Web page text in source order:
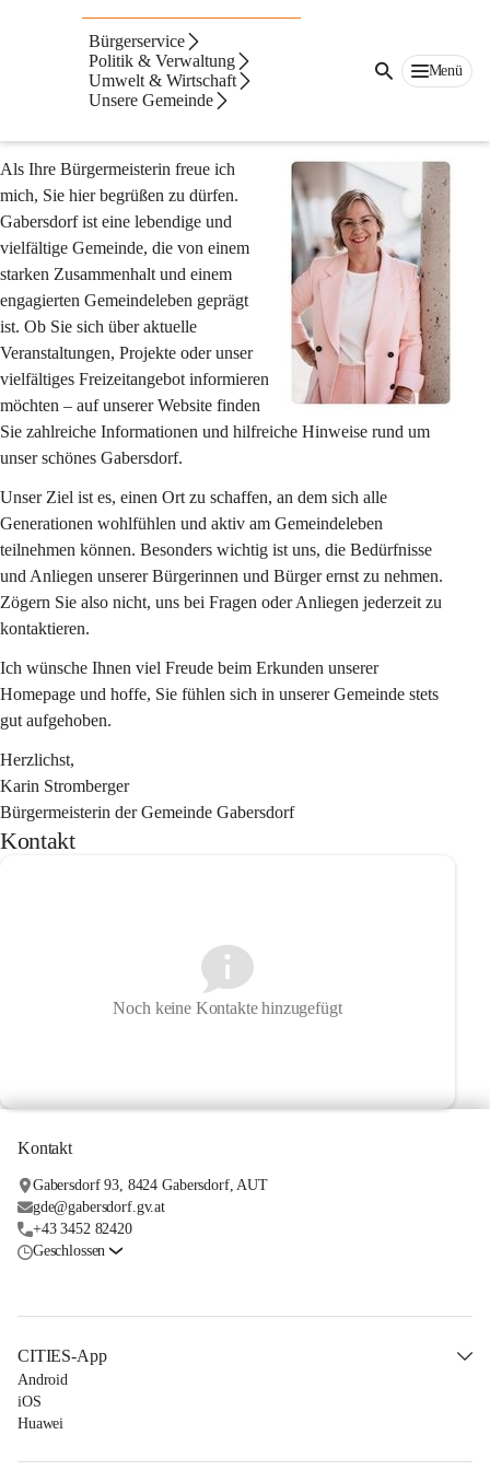
Bürgerservice
Politik & Verwaltung
Umwelt & Wirtschaft
Unsere Gemeinde
Menü
Bürgermeisterin
Karin Stromberger
Herzlich willkommen auf der Homepage der
Als Ihre Bürgermeisterin freue ich
mich, Sie hier begrüßen zu dürfen.
Gabersdorf ist eine lebendige und
vielfältige Gemeinde, die von einem
starken Zusammenhalt und einem
engagierten Gemeindeleben geprägt
ist. Ob Sie sich über aktuelle
Veranstaltungen, Projekte oder unser
vielfältiges Freizeitangebot informieren
möchten – auf unserer Website finden
Sie zahlreiche Informationen und hilfreiche Hinweise rund um
unser schönes Gabersdorf.
Unser Ziel ist es, einen Ort zu schaffen, an dem sich alle
Generationen wohlfühlen und aktiv am Gemeindeleben
teilnehmen können. Besonders wichtig ist uns, die Bedürfnisse
und Anliegen unserer Bürgerinnen und Bürger ernst zu nehmen.
Zögern Sie also nicht, uns bei Fragen oder Anliegen jederzeit zu
kontaktieren.
Ich wünsche Ihnen viel Freude beim Erkunden unserer
Homepage und hoffe, Sie fühlen sich in unserer Gemeinde stets
gut aufgehoben.
Herzlichst,
Karin Stromberger
Bürgermeisterin der Gemeinde Gabersdorf
Kontakt
Noch keine Kontakte hinzugefügt
Kontakt
Gabersdorf 93, 8424 Gabersdorf, AUT
gde@gabersdorf.gv.at
+43 3452 82420
Geschlossen
CITIES-App
Android
iOS
Huawei